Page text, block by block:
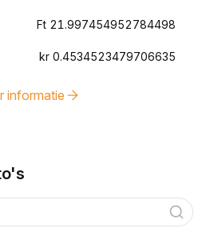
Ft 21.997454952784498
kr 0.4534523479706635
informatie